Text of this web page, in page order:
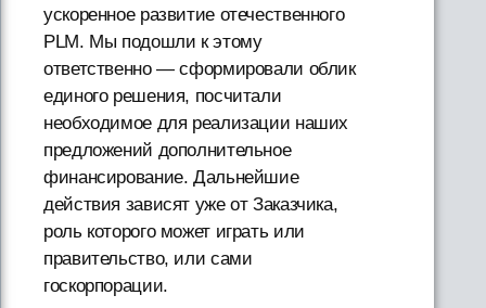
ускоренное развитие отечественного
PLM. Мы подошли к этому
ответственно — сформировали облик
единого решения, посчитали
необходимое для реализации наших
предложений дополнительное
финансирование. Дальнейшие
действия зависят уже от Заказчика,
роль которого может играть или
правительство, или сами
госкорпорации.